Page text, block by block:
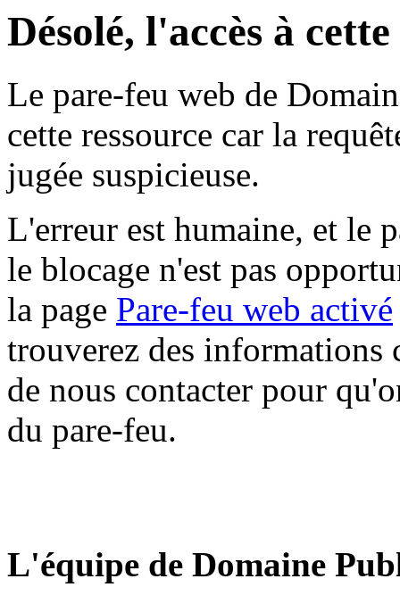
Désolé, l'accès à
Le pare-feu web de
cette ressource car la
jugée suspicieuse.
L'erreur est humaine, et le
le blocage n'est pas
la page Pare-feu web activé
trouverez des informations
de nous contacter pour
du pare-feu.
L'équipe de Domaine